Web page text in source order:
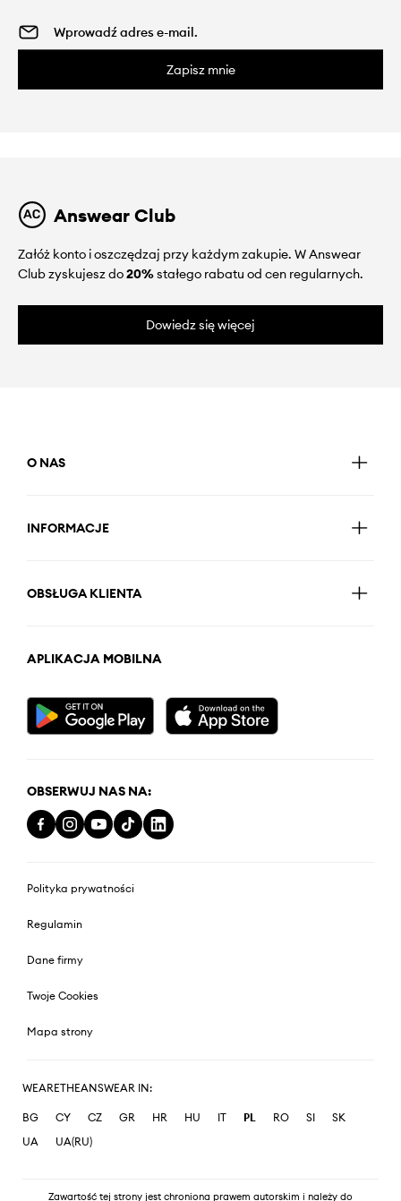
Zapisz mnie
Answear Club
Załóż konto i oszczędzaj przy każdym zakupie. W Answear
Club zyskujesz do20%stałego rabatu od cen regularnych.
Dowiedz się więcej
O NAS
INFORMACJE
OBSŁUGA KLIENTA
APLIKACJA MOBILNA
OBSERWUJ NAS NA:
Polityka prywatności
Regulamin
Dane firmy
Twoje Cookies
Mapa strony
WEARETHEANSWEAR IN:
BG CY CZ GR HR HU IT PL RO SI
SK
UA
UA(RU)
Zawartość tej strony jest chroniona prawem autorskim i należy do